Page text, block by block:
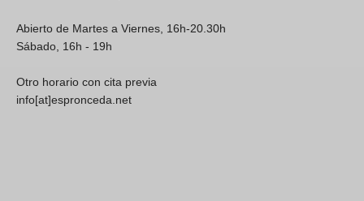
Abierto de Martes a Viernes, 16h-20.30h
Sábado, 16h - 19h
Otro horario con cita previa
info[at]espronceda.net